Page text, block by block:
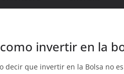
invertir en la
decir que invertir en la Bolsa no